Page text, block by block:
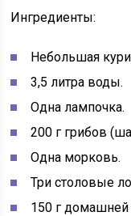
Ингредиенты:
Небольшая
3,5 литра воды.
Одна лампочка.
200 г грибов
Одна морковь.
Три столовые
150 г